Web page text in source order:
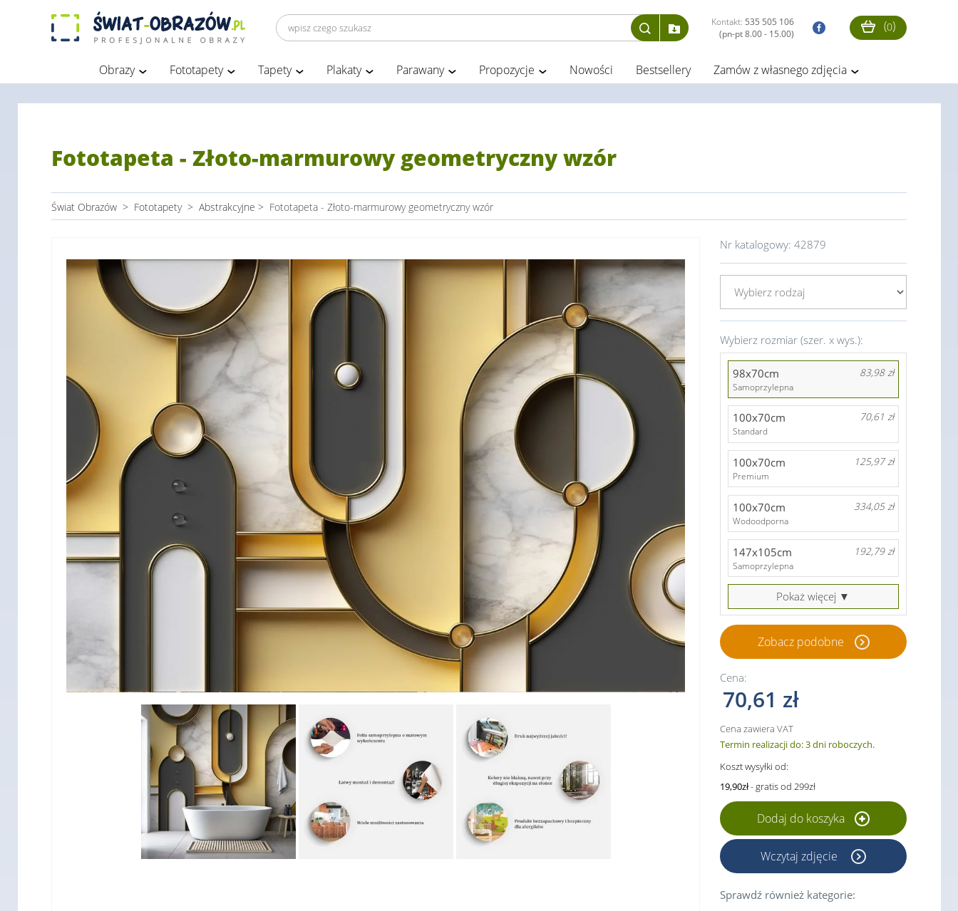
Kontakt: 535 505 106
(pn-pt 8.00 - 15.00)
(0)
Obrazy Fototapety Tapety Plakaty Parawany Propozycje Nowości Bestsellery Zamów z własnego zdjęcia
Fototapeta - Złoto-marmurowy geometryczny wzór
Świat Obrazów > Fototapety > Abstrakcyjne > Fototapeta - Złoto-marmurowy geometryczny wzór
Nr katalogowy: 42879
Wybierz rozmiar (szer. x wys.):
98x70cm 83,98 zł
Samoprzylepna
100x70cm 70,61 zł
Standard
100x70cm 125,97 zł
Premium
100x70cm 334,05 zł
Wodoodporna
147x105cm 192,79 zł
Samoprzylepna
Pokaż więcej ▼
Zobacz podobne
Cena:
70,61 zł
Cena zawiera VAT
Termin realizacji do: 3 dni roboczych.
Koszt wysyłki od:
19,90zł- gratis od 299zł
Dodaj do koszyka
Wczytaj zdjęcie
Sprawdź również kategorie: